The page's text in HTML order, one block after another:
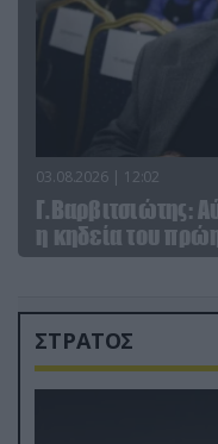
03.08.2026 | 12:02
Γ.Βαρβιτσιώτης:
η κηδεία του
ΣΤΡΑΤΟΣ